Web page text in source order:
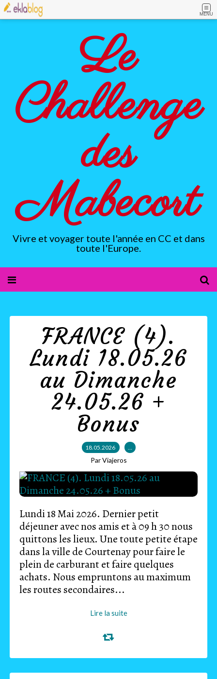
MENU
Le
Challenge
des
Mabecort
Vivre et voyager toute l'année en CC et dans
toute l'Europe.
FRANCE (4).
Lundi 18.05.26
au Dimanche
24.05.26 +
Bonus
18.05.2026 …
Par Viajeros
Lundi 18 Mai 2026. Dernier petit
déjeuner avec nos amis et à 09 h 30 nous
quittons les lieux. Une toute petite étape
dans la ville de Courtenay pour faire le
plein de carburant et faire quelques
achats. Nous empruntons au maximum
les routes secondaires...
Lire la suite